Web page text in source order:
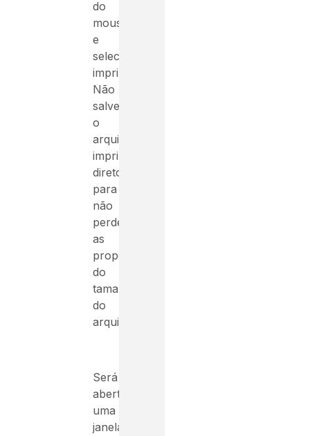
do
mouse
e
selecione
imprimir.
Não
salve
o
arquivo,
imprima
direto
para
não
perder
as
proporções
do
tamanho
do
arquivo.
Será
aberto
uma
janela